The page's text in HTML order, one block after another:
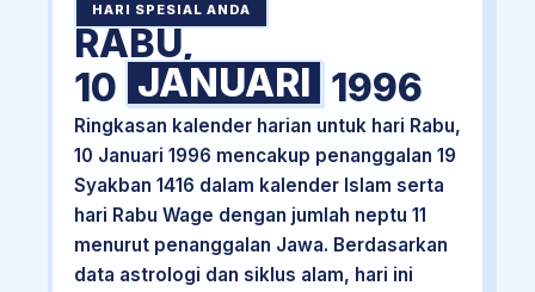
HARI SPESIAL ANDA
RABU,
10 JANUARI 1996
Ringkasan kalender harian untuk hari Rabu,
10 Januari 1996 mencakup penanggalan 19
Syakban 1416 dalam kalender Islam serta
hari Rabu Wage dengan jumlah neptu 11
menurut penanggalan Jawa. Berdasarkan
data astrologi dan siklus alam, hari ini